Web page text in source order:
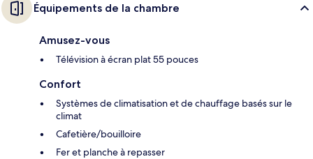
Équipements de la chambre
Amusez-vous
Télévision à écran plat 55 pouces
Confort
Systèmes de climatisation et de chauffage basés sur le
climat
Cafetière/bouilloire
Fer et planche à repasser